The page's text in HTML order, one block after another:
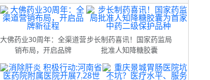
大佛药业30周年：全渠道营
销布局，开启品牌
步长制药喜讯！国家药监局
批准人知降糖胶囊